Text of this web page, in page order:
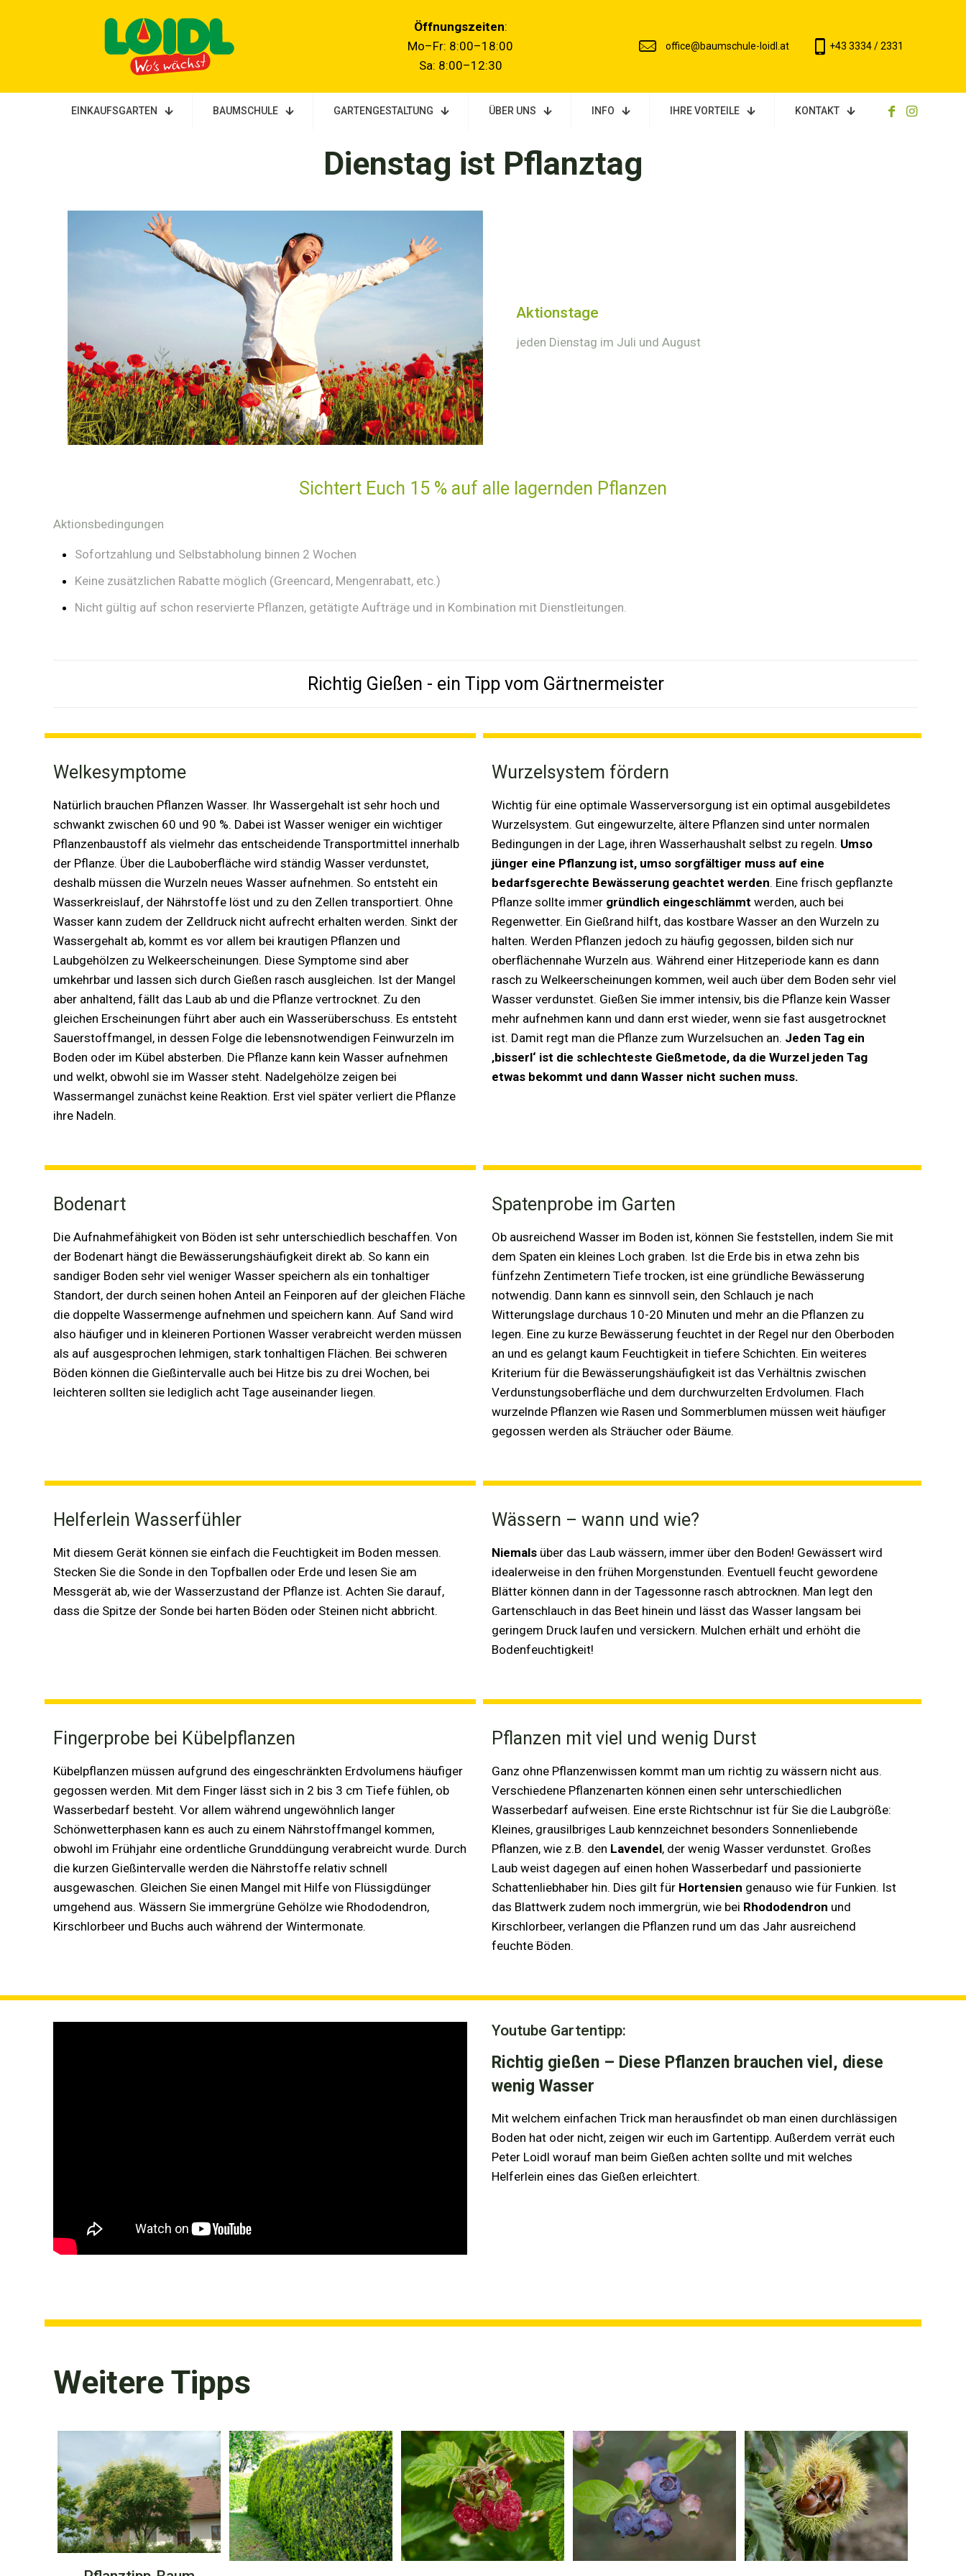
Öffnungszeiten:
Mo–Fr: 8:00–18:00
Sa: 8:00–12:30
office@baumschule-loidl.at +43 3334 / 2331
EINKAUFSGARTEN BAUMSCHULE GARTENGESTALTUNG ÜBER UNS INFO IHRE VORTEILE KONTAKT
Dienstag ist Pflanztag
Aktionstage
jeden Dienstag im Juli und August
Sichtert Euch 15 % auf alle lagernden Pflanzen
Aktionsbedingungen
Sofortzahlung und Selbstabholung binnen 2 Wochen
Keine zusätzlichen Rabatte möglich (Greencard, Mengenrabatt, etc.)
Nicht gültig auf schon reservierte Pflanzen, getätigte Aufträge und in Kombination mit Dienstleitungen.
Richtig Gießen - ein Tipp vom Gärtnermeister
Welkesymptome
Natürlich brauchen Pflanzen Wasser. Ihr Wassergehalt ist sehr hoch und
schwankt zwischen 60 und 90 %. Dabei ist Wasser weniger ein wichtiger
Pflanzenbaustoff als vielmehr das entscheidende Transportmittel innerhalb
der Pflanze. Über die Lauboberfläche wird ständig Wasser verdunstet,
deshalb müssen die Wurzeln neues Wasser aufnehmen. So entsteht ein
Wasserkreislauf, der Nährstoffe löst und zu den Zellen transportiert. Ohne
Wasser kann zudem der Zelldruck nicht aufrecht erhalten werden. Sinkt der
Wassergehalt ab, kommt es vor allem bei krautigen Pflanzen und
Laubgehölzen zu Welkeerscheinungen. Diese Symptome sind aber
umkehrbar und lassen sich durch Gießen rasch ausgleichen. Ist der Mangel
aber anhaltend, fällt das Laub ab und die Pflanze vertrocknet. Zu den
gleichen Erscheinungen führt aber auch ein Wasserüberschuss. Es entsteht
Sauerstoffmangel, in dessen Folge die lebensnotwendigen Feinwurzeln im
Boden oder im Kübel absterben. Die Pflanze kann kein Wasser aufnehmen
und welkt, obwohl sie im Wasser steht. Nadelgehölze zeigen bei
Wassermangel zunächst keine Reaktion. Erst viel später verliert die Pflanze
ihre Nadeln.
Wurzelsystem fördern
Wichtig für eine optimale Wasserversorgung ist ein optimal ausgebildetes
Wurzelsystem. Gut eingewurzelte, ältere Pflanzen sind unter normalen
Bedingungen in der Lage, ihren Wasserhaushalt selbst zu regeln. Umso
jünger eine Pflanzung ist, umso sorgfältiger muss auf eine
bedarfsgerechte Bewässerung geachtet werden. Eine frisch gepflanzte
Pflanze sollte immer gründlich eingeschlämmt werden, auch bei
Regenwetter. Ein Gießrand hilft, das kostbare Wasser an den Wurzeln zu
halten. Werden Pflanzen jedoch zu häufig gegossen, bilden sich nur
oberflächennahe Wurzeln aus. Während einer Hitzeperiode kann es dann
rasch zu Welkeerscheinungen kommen, weil auch über dem Boden sehr viel
Wasser verdunstet. Gießen Sie immer intensiv, bis die Pflanze kein Wasser
mehr aufnehmen kann und dann erst wieder, wenn sie fast ausgetrocknet
ist. Damit regt man die Pflanze zum Wurzelsuchen an. Jeden Tag ein
‚bisserl‘ ist die schlechteste Gießmetode, da die Wurzel jeden Tag
etwas bekommt und dann Wasser nicht suchen muss.
Bodenart
Die Aufnahmefähigkeit von Böden ist sehr unterschiedlich beschaffen. Von
der Bodenart hängt die Bewässerungshäufigkeit direkt ab. So kann ein
sandiger Boden sehr viel weniger Wasser speichern als ein tonhaltiger
Standort, der durch seinen hohen Anteil an Feinporen auf der gleichen Fläche
die doppelte Wassermenge aufnehmen und speichern kann. Auf Sand wird
also häufiger und in kleineren Portionen Wasser verabreicht werden müssen
als auf ausgesprochen lehmigen, stark tonhaltigen Flächen. Bei schweren
Böden können die Gießintervalle auch bei Hitze bis zu drei Wochen, bei
leichteren sollten sie lediglich acht Tage auseinander liegen.
Spatenprobe im Garten
Ob ausreichend Wasser im Boden ist, können Sie feststellen, indem Sie mit
dem Spaten ein kleines Loch graben. Ist die Erde bis in etwa zehn bis
fünfzehn Zentimetern Tiefe trocken, ist eine gründliche Bewässerung
notwendig. Dann kann es sinnvoll sein, den Schlauch je nach
Witterungslage durchaus 10-20 Minuten und mehr an die Pflanzen zu
legen. Eine zu kurze Bewässerung feuchtet in der Regel nur den Oberboden
an und es gelangt kaum Feuchtigkeit in tiefere Schichten. Ein weiteres
Kriterium für die Bewässerungshäufigkeit ist das Verhältnis zwischen
Verdunstungsoberfläche und dem durchwurzelten Erdvolumen. Flach
wurzelnde Pflanzen wie Rasen und Sommerblumen müssen weit häufiger
gegossen werden als Sträucher oder Bäume.
Helferlein Wasserfühler
Mit diesem Gerät können sie einfach die Feuchtigkeit im Boden messen.
Stecken Sie die Sonde in den Topfballen oder Erde und lesen Sie am
Messgerät ab, wie der Wasserzustand der Pflanze ist. Achten Sie darauf,
dass die Spitze der Sonde bei harten Böden oder Steinen nicht abbricht.
Wässern – wann und wie?
Niemals über das Laub wässern, immer über den Boden! Gewässert wird
idealerweise in den frühen Morgenstunden. Eventuell feucht gewordene
Blätter können dann in der Tagessonne rasch abtrocknen. Man legt den
Gartenschlauch in das Beet hinein und lässt das Wasser langsam bei
geringem Druck laufen und versickern. Mulchen erhält und erhöht die
Bodenfeuchtigkeit!
Fingerprobe bei Kübelpflanzen
Kübelpflanzen müssen aufgrund des eingeschränkten Erdvolumens häufiger
gegossen werden. Mit dem Finger lässt sich in 2 bis 3 cm Tiefe fühlen, ob
Wasserbedarf besteht. Vor allem während ungewöhnlich langer
Schönwetterphasen kann es auch zu einem Nährstoffmangel kommen,
obwohl im Frühjahr eine ordentliche Grunddüngung verabreicht wurde. Durch
die kurzen Gießintervalle werden die Nährstoffe relativ schnell
ausgewaschen. Gleichen Sie einen Mangel mit Hilfe von Flüssigdünger
umgehend aus. Wässern Sie immergrüne Gehölze wie Rhododendron,
Kirschlorbeer und Buchs auch während der Wintermonate.
Pflanzen mit viel und wenig Durst
Ganz ohne Pflanzenwissen kommt man um richtig zu wässern nicht aus.
Verschiedene Pflanzenarten können einen sehr unterschiedlichen
Wasserbedarf aufweisen. Eine erste Richtschnur ist für Sie die Laubgröße:
Kleines, grausilbriges Laub kennzeichnet besonders Sonnenliebende
Pflanzen, wie z.B. den Lavendel, der wenig Wasser verdunstet. Großes
Laub weist dagegen auf einen hohen Wasserbedarf und passionierte
Schattenliebhaber hin. Dies gilt für Hortensien genauso wie für Funkien. Ist
das Blattwerk zudem noch immergrün, wie bei Rhododendron und
Kirschlorbeer, verlangen die Pflanzen rund um das Jahr ausreichend
feuchte Böden.
Youtube Gartentipp:
Richtig gießen – Diese Pflanzen brauchen viel, diese
wenig Wasser
Mit welchem einfachen Trick man herausfindet ob man einen durchlässigen
Boden hat oder nicht, zeigen wir euch im Gartentipp. Außerdem verrät euch
Peter Loidl worauf man beim Gießen achten sollte und mit welches
Helferlein eines das Gießen erleichtert.
Weitere Tipps